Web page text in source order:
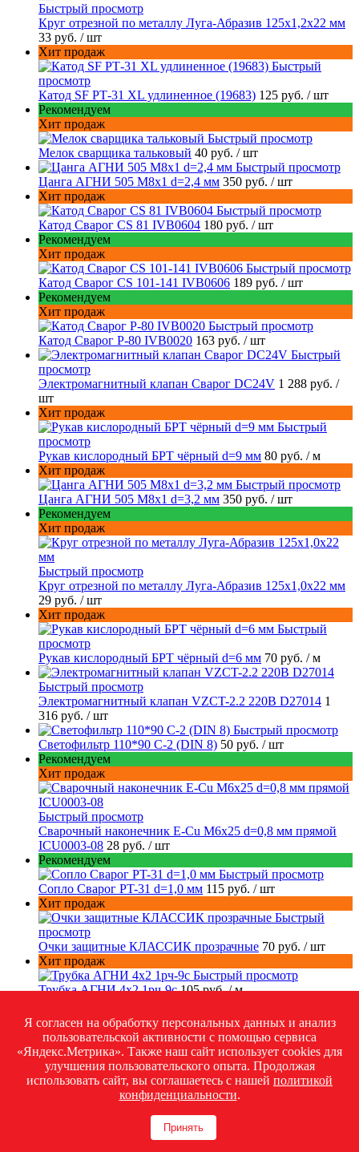
Быстрый просмотр
Круг отрезной по металлу Луга-Абразив 125x1,2x22 мм
33 руб. / шт
Хит продаж
Быстрый
просмотр
Катод SF РТ-31 XL удлиненное (19683) 125 руб. / шт
Рекомендуем
Хит продаж
Быстрый просмотр
Мелок сварщика тальковый 40 руб. / шт
Быстрый просмотр
Цанга АГНИ 505 М8х1 d=2,4 мм 350 руб. / шт
Хит продаж
Быстрый просмотр
Катод Сварог CS 81 IVB0604 180 руб. / шт
Рекомендуем
Хит продаж
Быстрый просмотр
Катод Сварог CS 101-141 IVB0606 189 руб. / шт
Рекомендуем
Хит продаж
Быстрый просмотр
Катод Сварог P-80 IVB0020 163 руб. / шт
Быстрый
просмотр
Электромагнитный клапан Сварог DC24V 1 288 руб. /
шт
Хит продаж
Быстрый
просмотр
Рукав кислородный БРТ чёрный d=9 мм 80 руб. / м
Хит продаж
Быстрый просмотр
Цанга АГНИ 505 М8х1 d=3,2 мм 350 руб. / шт
Рекомендуем
Хит продаж
Быстрый просмотр
Круг отрезной по металлу Луга-Абразив 125x1,0x22 мм
29 руб. / шт
Хит продаж
Быстрый
просмотр
Рукав кислородный БРТ чёрный d=6 мм 70 руб. / м
Быстрый просмотр
Электромагнитный клапан VZCT-2.2 220В D27014 1
316 руб. / шт
Быстрый просмотр
Светофильтр 110*90 С-2 (DIN 8) 50 руб. / шт
Рекомендуем
Хит продаж
Быстрый просмотр
Сварочный наконечник E-Cu M6x25 d=0,8 мм прямой
ICU0003-08 28 руб. / шт
Рекомендуем
Быстрый просмотр
Сопло Сварог PT-31 d=1,0 мм 115 руб. / шт
Хит продаж
Быстрый
просмотр
Очки защитные КЛАССИК прозрачные 70 руб. / шт
Хит продаж
Быстрый просмотр
Трубка АГНИ 4х2 1рч-9с 105 руб./ м
Каталог
Сварочное и плазменное оборудование
Сварочные принадлежности и аксессуары
Газопламенное оборудование
Сварочные материалы
Средства защиты для сварщика
Компрессоры и комплектующие
Я согласен на обработку персональных данных и анализ
пользовательской активности с помощью сервиса
«Яндекс.Метрика». Также наш сайт использует cookies для
улучшения пользовательского опыта. Продолжая
использовать сайт, вы соглашаетесь с нашей политикой
конфиденциальности.
Принять